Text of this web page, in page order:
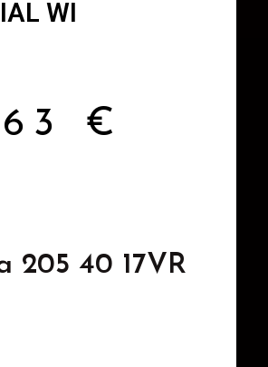
WI
€
205 40 17VR